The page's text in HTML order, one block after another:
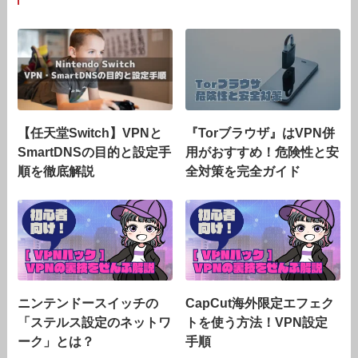
【任天堂Switch】VPNと
SmartDNSの目的と設定手
順を徹底解説
『Torブラウザ』はVPN併
用がおすすめ！危険性と安
全対策を完全ガイド
ニンテンドースイッチの
「ステルス設定のネットワ
ーク」とは？
CapCut海外限定エフェク
トを使う方法！VPN設定
手順